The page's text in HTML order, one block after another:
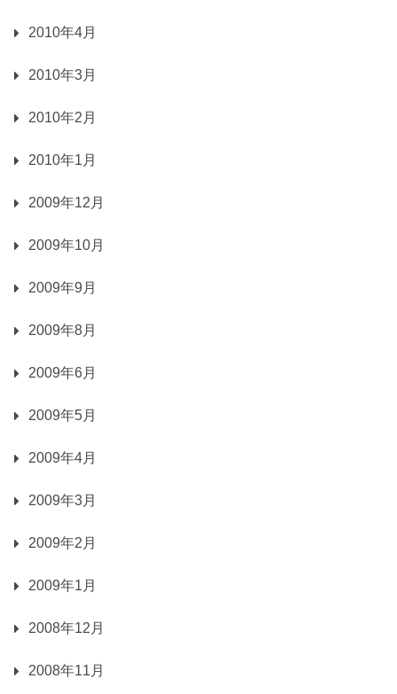
2010年4月
2010年3月
2010年2月
2010年1月
2009年12月
2009年10月
2009年9月
2009年8月
2009年6月
2009年5月
2009年4月
2009年3月
2009年2月
2009年1月
2008年12月
2008年11月